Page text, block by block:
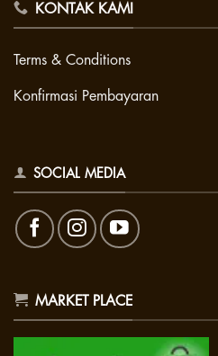
KONTAK KAMI
Terms & Conditions
Konfirmasi Pembayaran
SOCIAL MEDIA
MARKET PLACE